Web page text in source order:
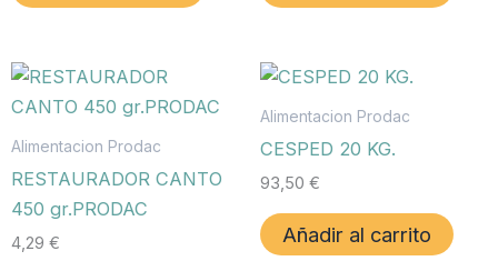
Alimentacion Prodac
RESTAURADOR CANTO
450 gr.PRODAC
4,29 €
Alimentacion Prodac
CESPED 20 KG.
93,50 €
Añadir al carrito